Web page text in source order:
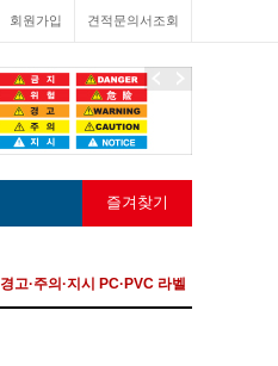
견적문의서조회
회원가입
즐겨찾기
경고·주의·지시 PC·PVC 라벨